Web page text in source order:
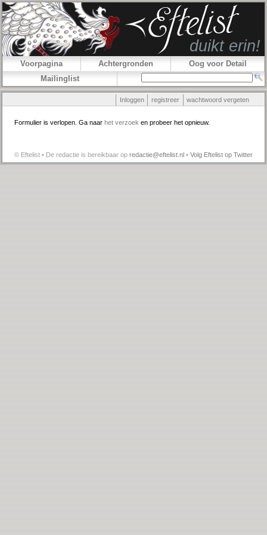
Voorpagina Achtergronden
Oog voor Detail
Mailinglist
Inloggen registreer wachtwoord vergeten
Formulier is verlopen. Ga naar het verzoek en probeer het opnieuw.
© Eftelist • De redactie is bereikbaar op redactie@eftelist.nl • Volg Eftelist op Twitter